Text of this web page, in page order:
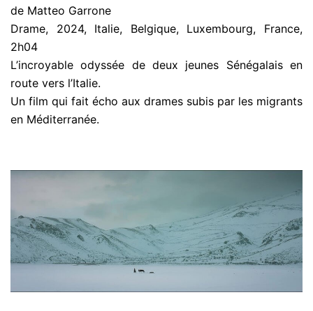
de Matteo Garrone
Drame, 2024, Italie, Belgique, Luxembourg, France,
2h04
L’incroyable odyssée de deux jeunes Sénégalais en
route vers l’Italie.
Un film qui fait écho aux drames subis par les migrants
en Méditerranée.